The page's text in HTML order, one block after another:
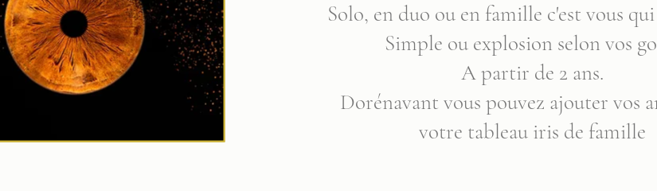
Solo, en duo ou en famille c'est vous qui
Simple ou explosion selon vos
A partir de 2 ans.
Dorénavant vous pouvez ajouter vos
votre tableau iris de famille